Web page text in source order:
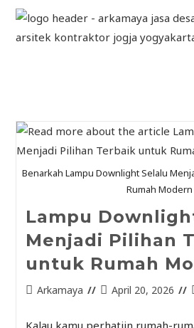
Benarkah Lampu Downlight Selalu
Rumah Modern
Lampu
Menjadi Pilihan
untuk Rumah
Arkamaya April 20, 2026
Kalau kamu perhatiin rumah-